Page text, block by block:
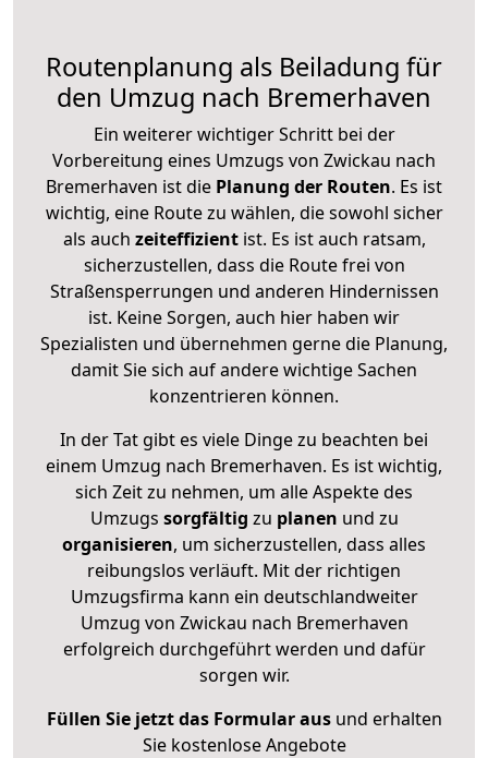
Routenplanung als Beiladung für
den Umzug nach Bremerhaven
Ein weiterer wichtiger Schritt bei der
Vorbereitung eines Umzugs von Zwickau nach
Bremerhaven ist die Planung der Routen. Es ist
wichtig, eine Route zu wählen, die sowohl sicher
als auch zeiteffizientist. Es ist auch ratsam,
sicherzustellen, dass die Route frei von
Straßensperrungen und anderen Hindernissen
ist. Keine Sorgen, auch hier haben wir
Spezialisten und übernehmen gerne die Planung,
damit Sie sich auf andere wichtige Sachen
konzentrieren können.
In der Tat gibt es viele Dinge zu beachten bei
einem Umzug nach Bremerhaven. Es ist wichtig,
sich Zeit zu nehmen, um alle Aspekte des
Umzugs sorgfältig zu planen und zu
organisieren, um sicherzustellen, dass alles
reibungslos verläuft. Mit der richtigen
Umzugsfirma kann ein deutschlandweiter
Umzug von Zwickau nach Bremerhaven
erfolgreich durchgeführt werden und dafür
sorgen wir.
Füllen Sie jetzt das Formular ausund erhalten
Sie kostenlose Angebote